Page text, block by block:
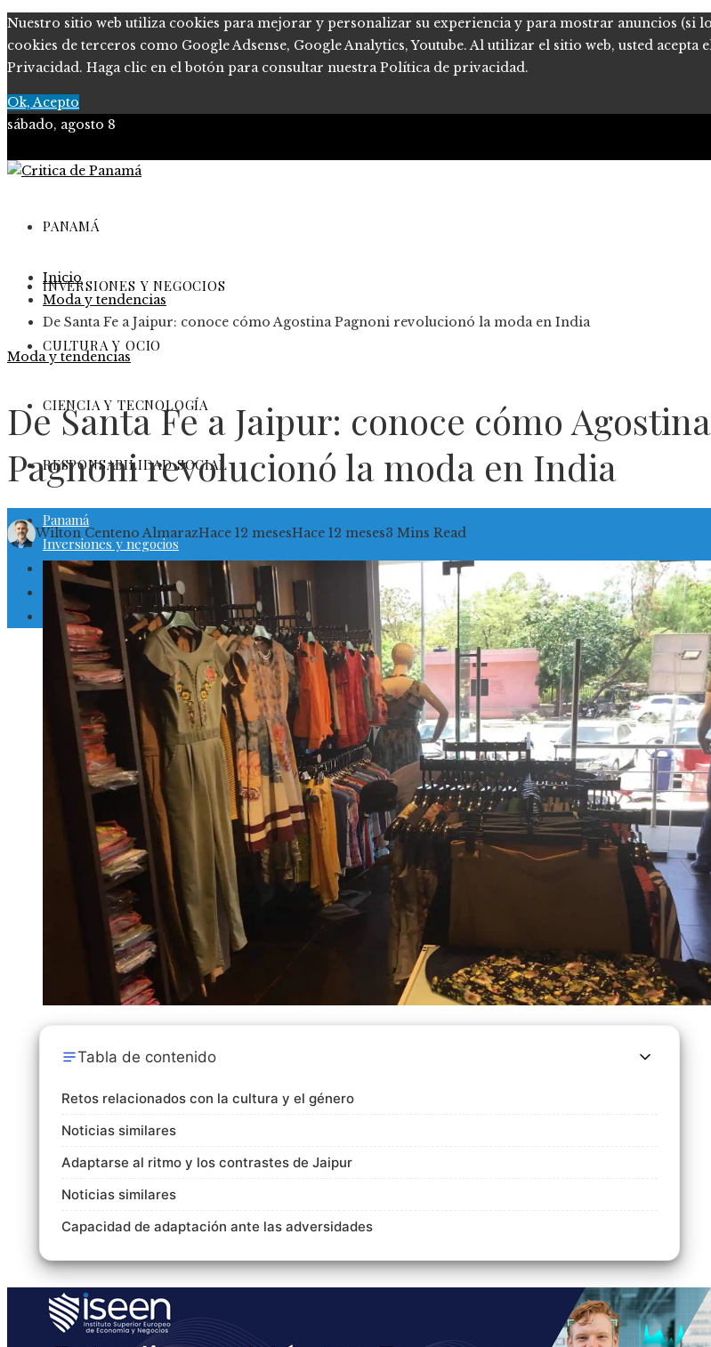
Nuestro sitio web utiliza cookies para mejorar y personalizar su experiencia y para mostrar anuncios (si
cookies de terceros como Google Adsense, Google Analytics, Youtube. Al utilizar el sitio web, usted
Privacidad. Haga clic en el botón para consultar nuestra Política de privacidad.
Ok, Acepto
sábado, agosto 8
PANAMÁ
INVERSIONES Y NEGOCIOS
CULTURA Y OCIO
CIENCIA Y TECNOLOGÍA
RESPONSABILIDAD SOCIAL
Panamá
Inversiones y negocios
Cultura y ocio
Ciencia y tecnología
Responsabilidad social
Inicio
Moda y tendencias
De Santa Fe a Jaipur: conoce cómo Agostina Pagnoni revolucionó la moda en India
Moda y tendencias
De Santa Fe a Jaipur: conoce cómo Agostina
Pagnoni revolucionó la moda en India
Wilton Centeno AlmarazHace 12 mesesHace 12 meses3 Mins Read
Tabla de contenido
Retos relacionados con la cultura y el género
Noticias similares
Adaptarse al ritmo y los contrastes de Jaipur
Noticias similares
Capacidad de adaptación ante las adversidades